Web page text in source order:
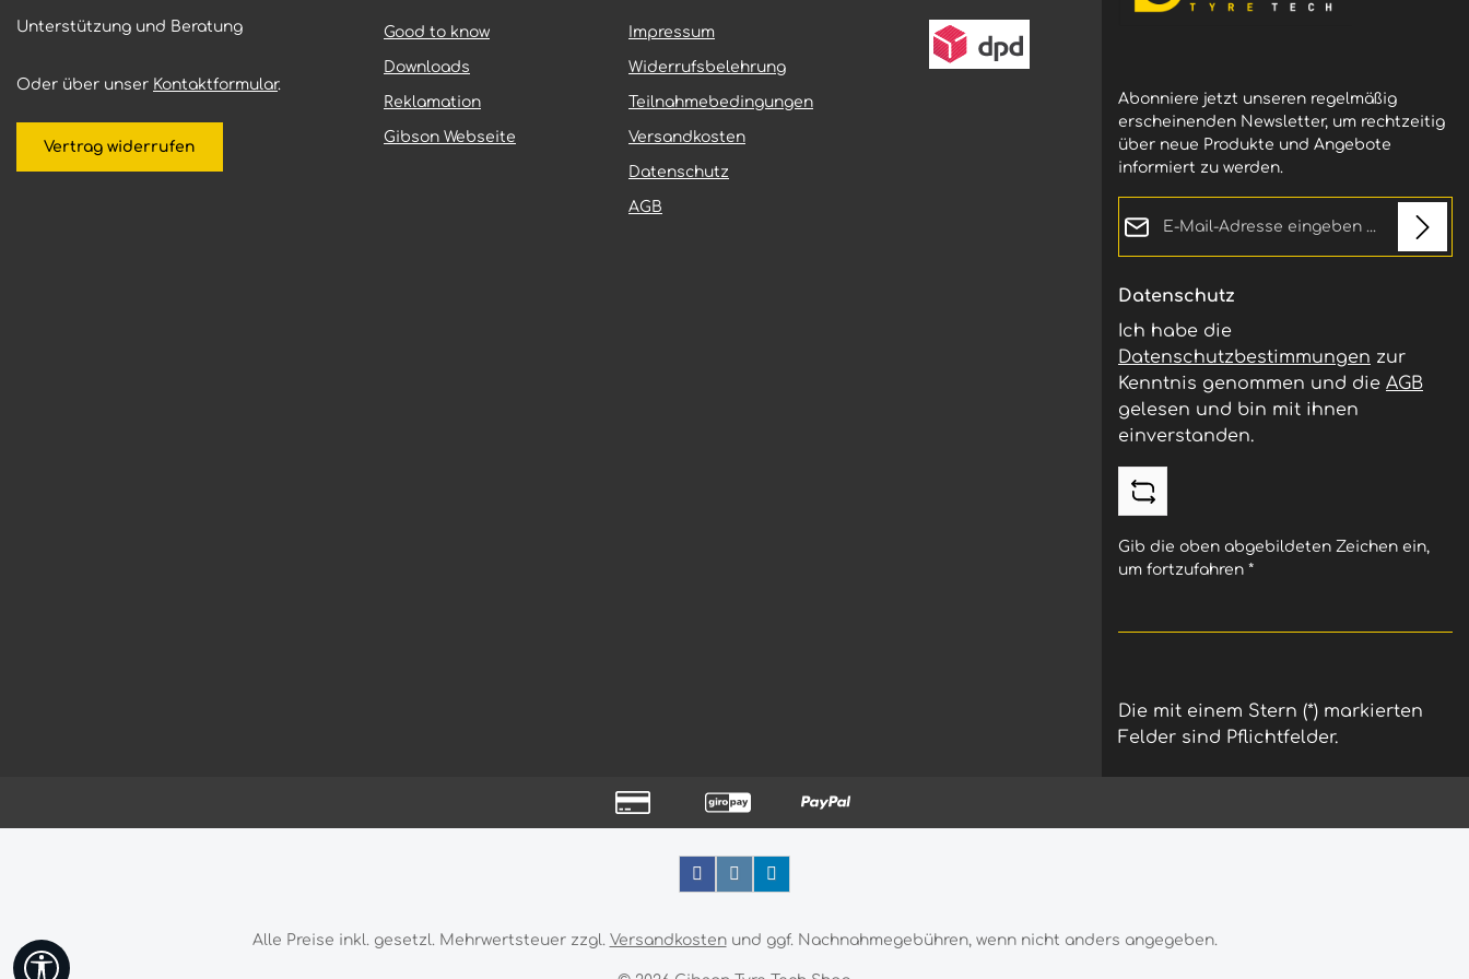
Werkzeugleiste anzeigen
Passt über normale Kleidung;
flexibler Schnitt für verschiedene
Körpergrößen Einsatzbereich: Ideal
Logistik, Fahrradfahrer und
Unterstützung und Beratung
Oder über unser Kontaktformular.
Vertrag widerrufen
Good to know
Downloads
Reklamation
Gibson Webseite
Impressum
Widerrufsbelehrung
Teilnahmebedingungen
Versandkosten
Datenschutz
AGB
Abonniere jetzt unseren regelmäßig
erscheinenden Newsletter, um rechtzeitig
über neue Produkte und Angebote
informiert zu werden.
Datenschutz
Ich habe die
Datenschutzbestimmungen zur
Kenntnis genommen und die AGB
gelesen und bin mit ihnen
einverstanden.
Gib die oben abgebildeten Zeichen ein,
um fortzufahren *
Die mit einem Stern (*) markierten
Felder sind Pflichtfelder.
Alle Preise inkl. gesetzl. Mehrwertsteuer zzgl. Versandkostenund ggf. Nachnahmegebühren, wenn nicht anders angegeben.